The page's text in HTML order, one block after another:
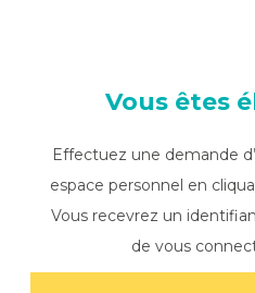
Vous êtes
Effectuez une demande
espace personnel en
Vous recevrez un
de vous